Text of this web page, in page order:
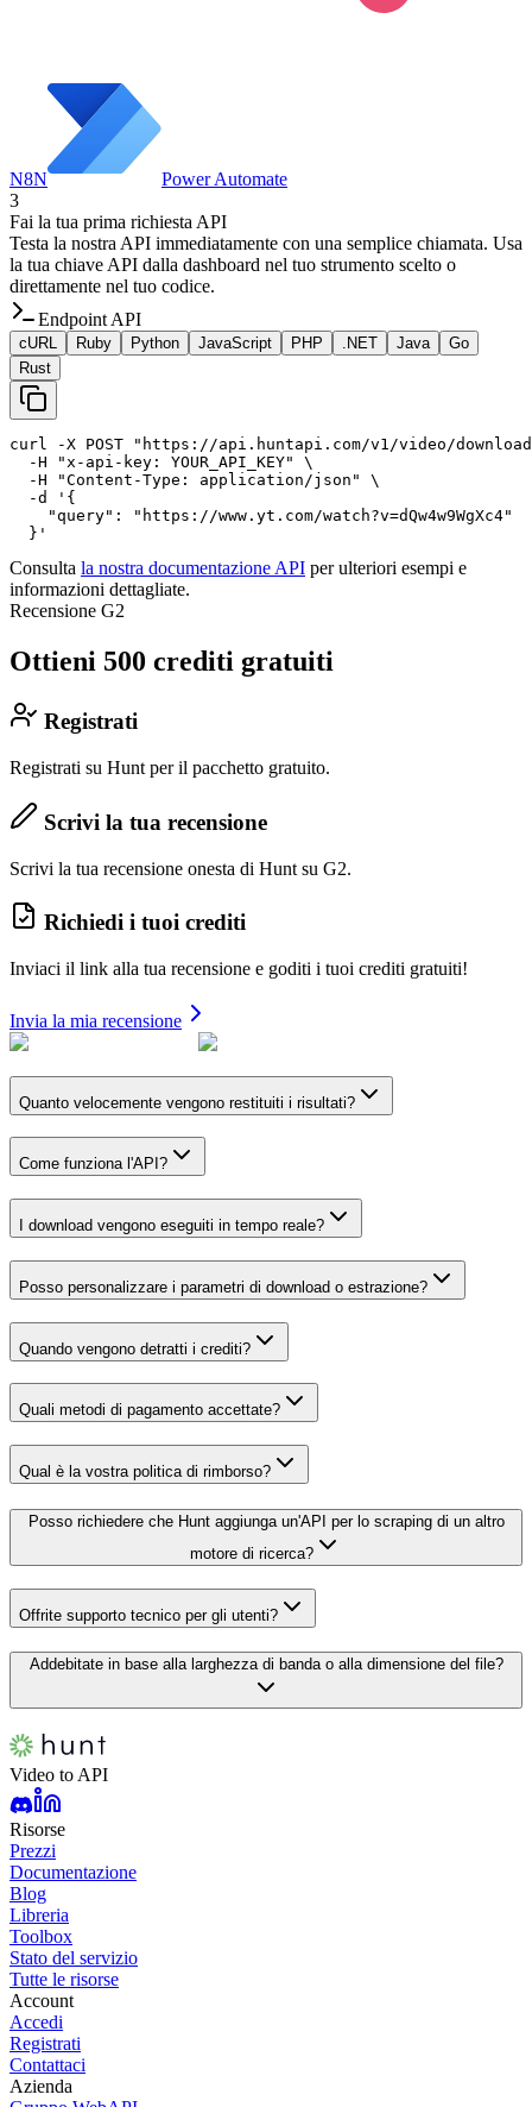
N8N
Power Automate
3
Fai la tua prima richiesta API
Testa la nostra API immediatamente con una semplice chiamata. Usa
la tua chiave API dalla dashboard nel tuo strumento scelto o
direttamente nel tuo codice.
Endpoint API
cURL Ruby Python JavaScript PHP .NET Java
Go
Rust
curl -X POST "https://api.huntapi.com/v1/video/
  -H "x-api-key: YOUR_API_KEY" \
  -H "Content-Type: application/json" \
  -d '{
    "query": "https://www.yt.com/watch?v=dQw4w9WgXc4"
  }'
Consulta la nostra documentazione API per ulteriori esempi e
informazioni dettagliate.
Recensione G2
Ottieni 500 crediti gratuiti
Registrati
Registrati su Hunt per il pacchetto gratuito.
Scrivi la tua recensione
Scrivi la tua recensione onesta di Hunt su G2.
Richiedi i tuoi crediti
Inviaci il link alla tua recensione e goditi i tuoi crediti gratuiti!
Invia la mia recensione
Quanto velocemente vengono restituiti i risultati?
Come funziona l'API?
I download vengono eseguiti in tempo reale?
Posso personalizzare i parametri di download o estrazione?
Quando vengono detratti i crediti?
Quali metodi di pagamento accettate?
Qual è la vostra politica di rimborso?
Posso richiedere che Hunt aggiunga un'API per lo scraping di un altro
motore di ricerca?
Offrite supporto tecnico per gli utenti?
Addebitate in base alla larghezza di banda o alla dimensione del file?
Video to API
Risorse
Prezzi
Documentazione
Blog
Libreria
Toolbox
Stato del servizio
Tutte le risorse
Account
Accedi
Registrati
Contattaci
Azienda